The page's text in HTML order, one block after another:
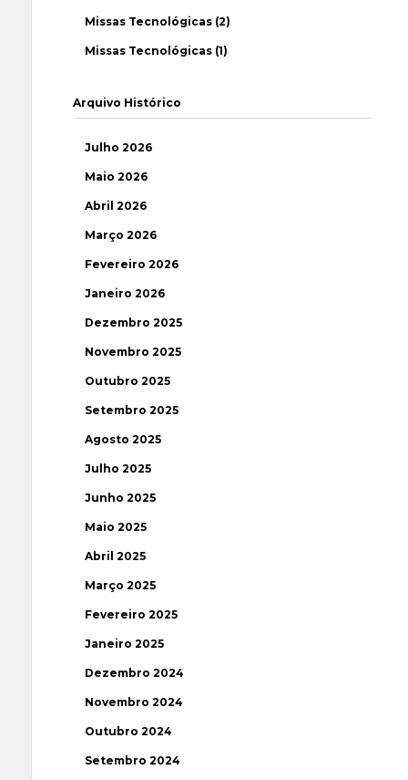
Missas Tecnológicas (2)
Missas Tecnológicas (1)
Arquivo Histórico
Julho 2026
Maio 2026
Abril 2026
Março 2026
Fevereiro 2026
Janeiro 2026
Dezembro 2025
Novembro 2025
Outubro 2025
Setembro 2025
Agosto 2025
Julho 2025
Junho 2025
Maio 2025
Abril 2025
Março 2025
Fevereiro 2025
Janeiro 2025
Dezembro 2024
Novembro 2024
Outubro 2024
Setembro 2024